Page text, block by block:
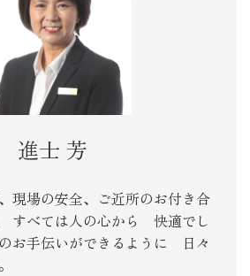
進士 芳
現場の安全、ご近所のお付き合
すべては人の心から 快適でし
お手伝いができるように 日々